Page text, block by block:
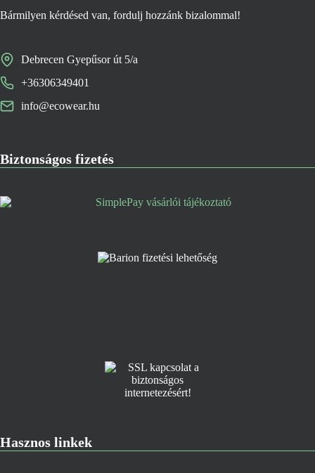
Bármilyen kérdésed van, fordulj hozzánk bizalommal!
Debrecen Gyepűsor út 5/a
+36306349401
info@ecowear.hu
Biztonságos fizetés
Hasznos linkek